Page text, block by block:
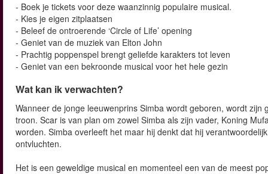
- Boek je tickets voor deze waanzinnig populaire musical.
- Kies je eigen zitplaatsen
- Beleef de ontroerende ‘Circle of Life’ opening
- Geniet van de muziek van Elton John
- Prachtig poppenspel brengt geliefde karakters tot leven
- Geniet van een bekroonde musical voor het hele gezin
Wat kan ik verwachten?
Wanneer de jonge leeuwenprins Simba wordt geboren, wordt
troon. Scar is van plan om zowel Simba als zijn vader, Koning
worden. Simba overleeft het maar hij denkt dat hij
ontvluchten.
Het is een geweldige musical en momenteel een van de meest